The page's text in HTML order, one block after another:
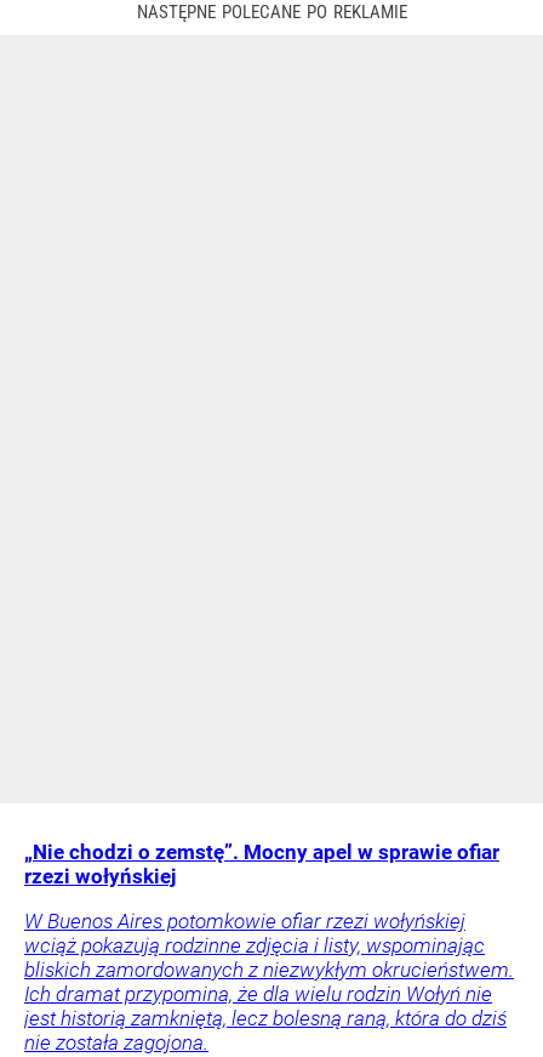
„Nie chodzi o zemstę”. Mocny apel w sprawie ofiar
rzezi wołyńskiej
W Buenos Aires potomkowie ofiar rzezi wołyńskiej
wciąż pokazują rodzinne zdjęcia i listy, wspominając
bliskich zamordowanych z niezwykłym okrucieństwem.
Ich dramat przypomina, że dla wielu rodzin Wołyń nie
jest historią zamkniętą, lecz bolesną raną, która do dziś
nie została zagojona.